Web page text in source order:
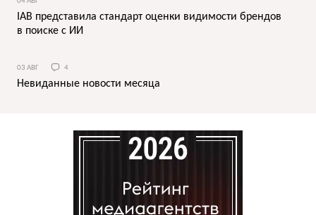
IAB представила стандарт оценки видимости брендов
в поиске с ИИ
03 АВГ 4
Невиданные новости месяца